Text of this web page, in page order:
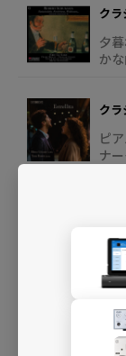
クラ
夕
か
クラ
ピ
ナ
ク
イ